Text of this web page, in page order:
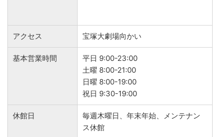
アクセス 宝塚大劇場向かい
基本営業時間
平日 9:00-23:00
土曜 8:00-21:00
日曜 8:00-19:00
祝日 9:30-19:00
休館日
毎週木曜日、年末年始、メンテナン
ス休館